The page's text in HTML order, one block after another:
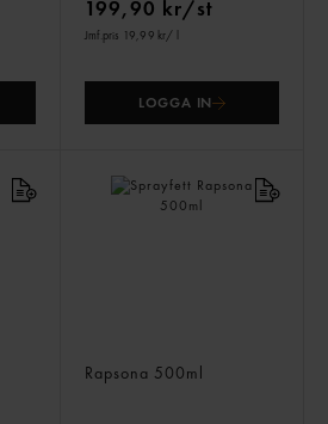
199,90 kr/st
Jmf.pris 19,99 kr/ l
LOGGA IN
Rapsona 500ml